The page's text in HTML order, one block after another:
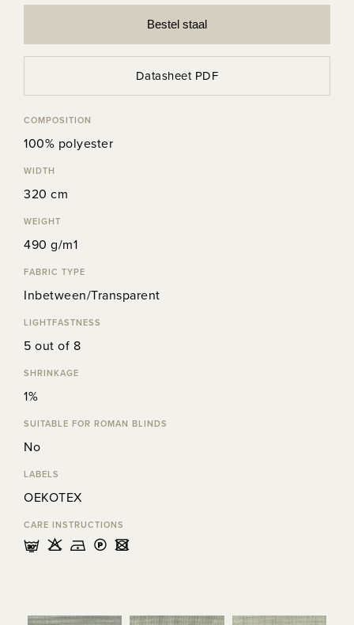
Bestel staal
Datasheet PDF
COMPOSITION
100% polyester
WIDTH
320 cm
WEIGHT
490 g/m1
FABRIC TYPE
Inbetween/Transparent
LIGHTFASTNESS
5 out of 8
SHRINKAGE
1%
SUITABLE FOR ROMAN BLINDS
No
LABELS
OEKOTEX
CARE INSTRUCTIONS
mHDLU